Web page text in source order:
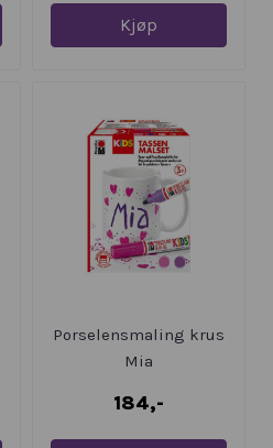
Kjøp
Porselensmaling krus
Mia
184,-